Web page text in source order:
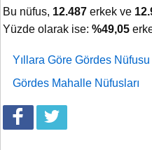
Bu nüfus, 12.487 erkek ve
Yüzde olarak ise: %49,05
Yıllara Göre Gördes Nüfusu
Gördes Mahalle Nüfusları